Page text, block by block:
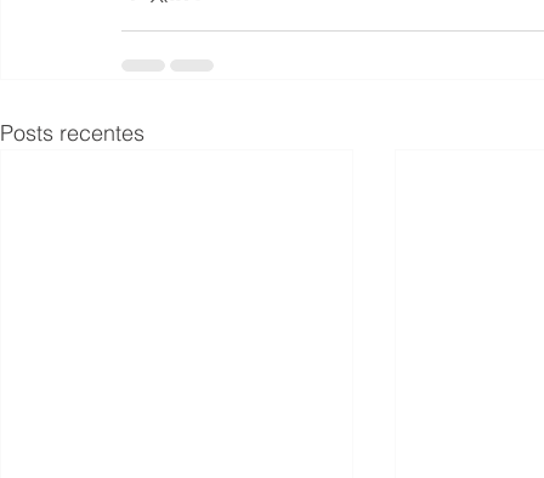
Posts recentes